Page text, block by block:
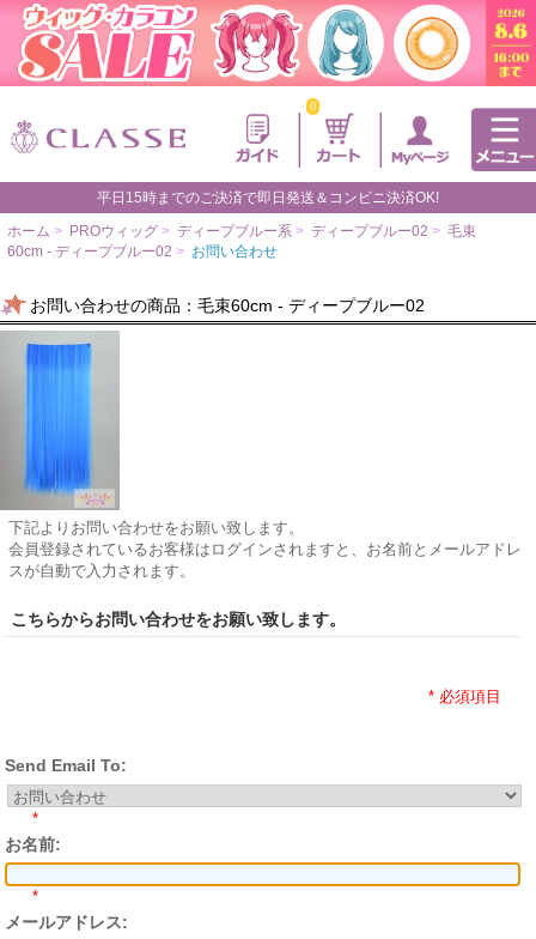
0
平日15時までのご決済で即日発送＆コンビニ決済OK!
ホーム > PROウィッグ > ディープブルー系 > ディープブルー02 > 毛束
60cm - ディープブルー02 > お問い合わせ
お問い合わせの商品：毛束60cm - ディープブルー02
下記よりお問い合わせをお願い致します。
会員登録されているお客様はログインされますと、お名前とメールアドレ
スが自動で入力されます。
こちらからお問い合わせをお願い致します。
* 必須項目
Send Email To:
*
お名前:
*
メールアドレス: